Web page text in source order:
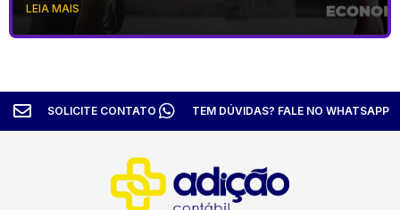
LEIA MAIS
SOLICITE CONTATO TEM DÚVIDAS? FALE NO WHATSAPP